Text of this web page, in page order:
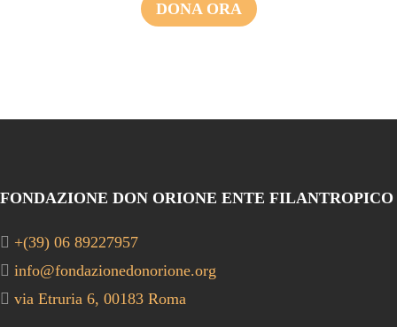
DONA ORA
FONDAZIONE DON ORIONE ENTE FILANTROPICO
+(39) 06 89227957
info@fondazionedonorione.org
via Etruria 6, 00183 Roma